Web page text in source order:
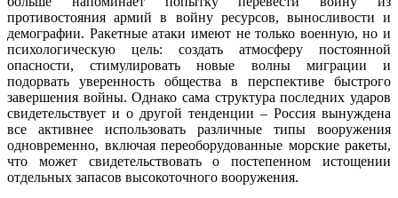
противостояния армий в войну ресурсов, выносливости и
демографии. Ракетные атаки имеют не только военную, но и
психологическую цель: создать атмосферу постоянной
опасности, стимулировать новые волны миграции и
подорвать уверенность общества в перспективе быстрого
завершения войны. Однако сама структура последних ударов
свидетельствует и о другой тенденции – Россия вынуждена
все активнее использовать различные типы вооружения
одновременно, включая переоборудованные морские ракеты,
что может свидетельствовать о постепенном истощении
отдельных запасов высокоточного вооружения.